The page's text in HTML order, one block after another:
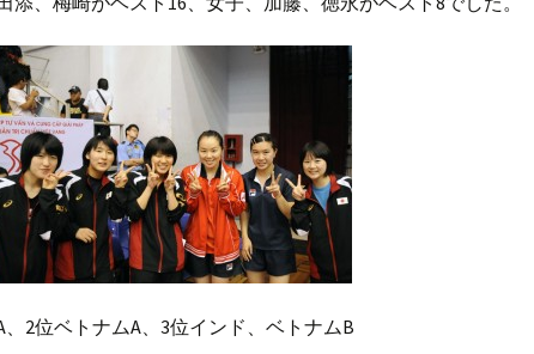
2位ベトナムA、3位インド、ベトナムB